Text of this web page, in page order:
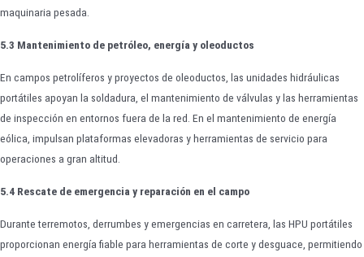
maquinaria pesada.
5.3 Mantenimiento de petróleo, energía y oleoductos
En campos petrolíferos y proyectos de oleoductos, las unidades hidráulicas
portátiles apoyan la soldadura, el mantenimiento de válvulas y las herramientas
de inspección en entornos fuera de la red. En el mantenimiento de energía
eólica, impulsan plataformas elevadoras y herramientas de servicio para
operaciones a gran altitud.
5.4 Rescate de emergencia y reparación en el campo
Durante terremotos, derrumbes y emergencias en carretera, las HPU portátiles
proporcionan energía fiable para herramientas de corte y desguace, permitiendo